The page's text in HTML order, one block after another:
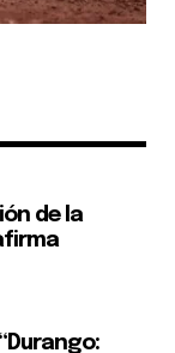
de la